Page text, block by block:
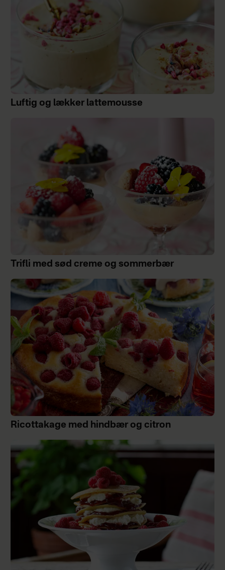
Luftig og lækker lattemousse
Trifli med sød creme og sommerbær
Ricottakage med hindbær og citron